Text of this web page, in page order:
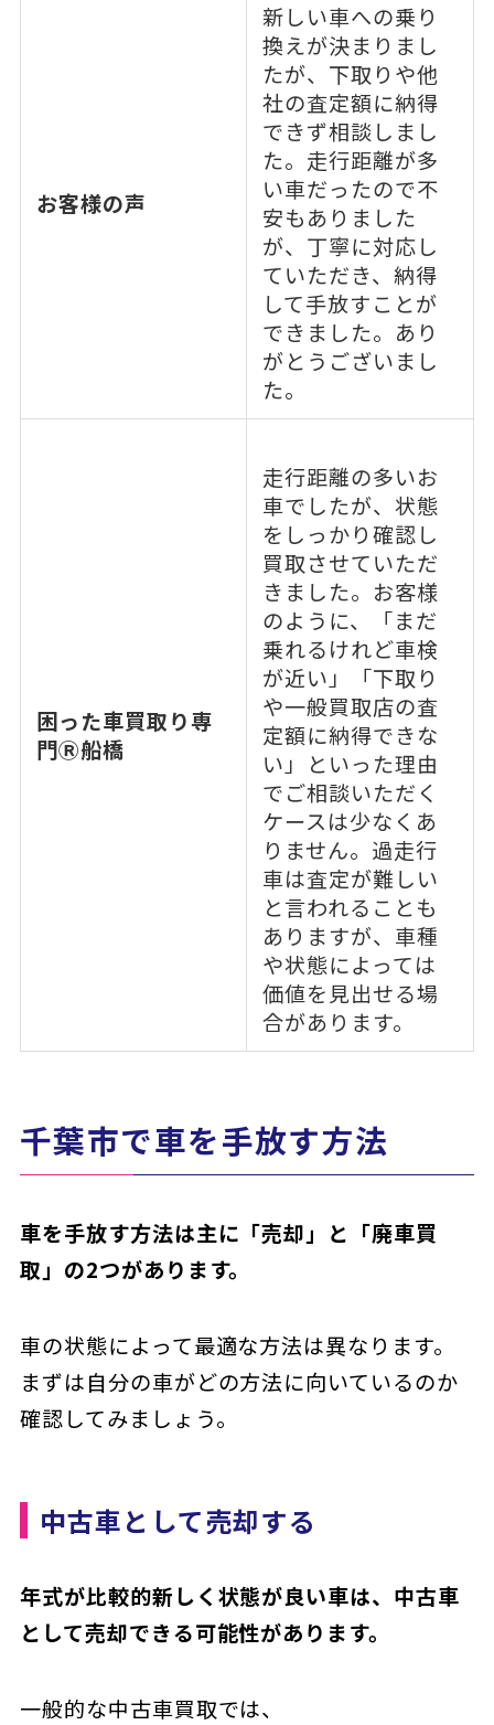
お客様の声
新しい車への乗り
換えが決まりまし
たが、下取りや他
社の査定額に納得
できず相談しまし
た。走行距離が多
い車だったので不
安もありました
が、丁寧に対応し
ていただき、納得
して手放すことが
できました。あり
がとうございまし
た。
困った車買取り専
門Ⓡ船橋
走行距離の多いお
車でしたが、状態
をしっかり確認し
買取させていただ
きました。お客様
のように、「まだ
乗れるけれど車検
が近い」「下取り
や一般買取店の査
定額に納得できな
い」といった理由
でご相談いただく
ケースは少なくあ
りません。過走行
車は査定が難しい
と言われることも
ありますが、車種
や状態によっては
価値を見出せる場
合があります。
千葉市で車を手放す方法
車を手放す方法は主に「売却」と「廃車買
取」の2つがあります。
車の状態によって最適な方法は異なります。
まずは自分の車がどの方法に向いているのか
確認してみましょう。
中古車として売却する
年式が比較的新しく状態が良い車は、中古車
として売却できる可能性があります。
一般的な中古車買取では、